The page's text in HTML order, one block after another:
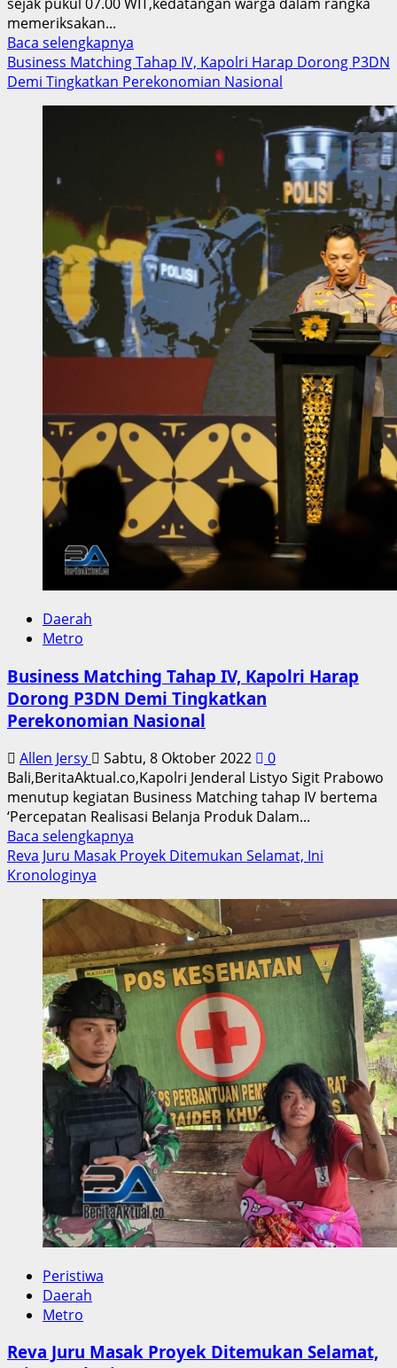
memeriksakan...
Baca selengkapnya
more
about
Dikerahkan
Layani
Ratusan
Warga
Business Matching Tahap IV, Kapolri Harap Dorong P3DN
Demi Tingkatkan Perekonomian Nasional
Daerah
Metro
Business Matching Tahap IV, Kapolri Harap
Dorong P3DN Demi Tingkatkan
Perekonomian Nasional
Allen Jersy Sabtu, 8 Oktober 2022
0
Bali,BeritaAktual.co,Kapolri Jenderal Listyo Sigit Prabowo
menutup kegiatan Business Matching tahap IV bertema
‘Percepatan Realisasi Belanja Produk Dalam...
Baca selengkapnya
more
Matching
Tahap
IV,
Kapolri
Harap
Dorong
P3DN
Tingkatkan
Perekonomian
Nasional
Reva Juru Masak Proyek Ditemukan Selamat, Ini
Kronologinya
Peristiwa
Daerah
Metro
Reva Juru Masak Proyek Ditemukan Selamat,